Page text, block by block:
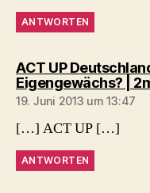
ANTWORTEN
ACT UP
Eigengewächs? |
19. Juni 2013 um 13:47
[…] ACT UP […]
ANTWORTEN